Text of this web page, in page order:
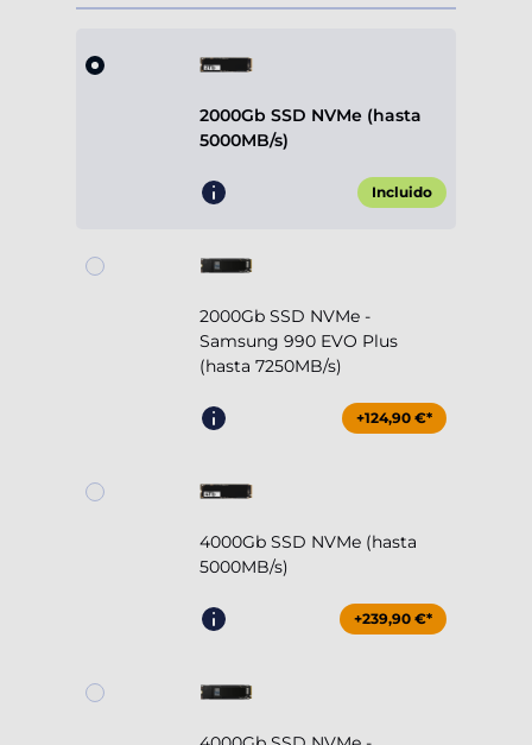
2000Gb SSD NVMe (hasta
5000MB/s)
Incluido
2000Gb SSD NVMe -
Samsung 990 EVO Plus
(hasta 7250MB/s)
+124,90 €*
4000Gb SSD NVMe (hasta
5000MB/s)
+239,90 €*